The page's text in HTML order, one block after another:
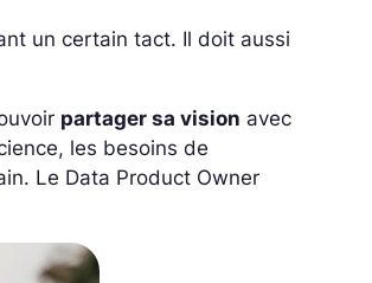
un certain tact. Il doit aussi
partager sa vision avec
les besoins de
Le Data Product Owner